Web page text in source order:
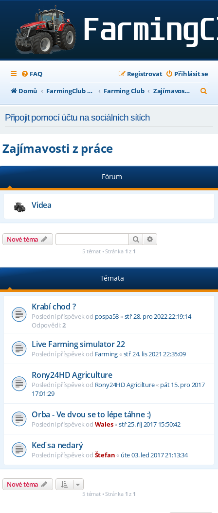
FAQ Přihlásit se
Registrovat
Domů
FarmingClub Fórum Farming Club Zajímavosti z práce
l
Připojit pomocí účtu na sociálních sítích
Zajímavosti z práce
Fórum
Videa
Nové téma Hledat
5 témat • Stránka 1 z 1
Témata
Krabí chod ?
Poslední příspěvek od pospa58«stř 28. pro 2022 22:19:14
Odpovědi:2
Live Farming simulator 22
Poslední příspěvek od Farming«stř 24. lis 2021 22:35:09
Rony24HD Agriculture
Poslední příspěvek od Rony24HD Agricilture« pát 15. pro 2017
17:01:29
Orba - Ve dvou se to lépe táhne :)
Poslední příspěvek od Wales«stř 25. říj 2017 15:50:42
Keď sa nedarý
Poslední příspěvek od Štefan« úte 03. led 2017 21:13:34
Nové téma
5 témat • Stránka 1 z 1